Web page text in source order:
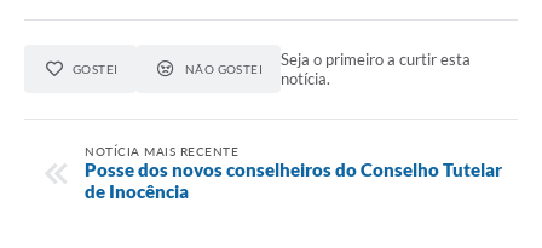
GOSTEI NÃO GOSTEI
Seja o primeiro a curtir esta
notícia.
NOTÍCIA MAIS RECENTE
Posse dos novos conselheiros do Conselho Tutelar
de Inocência